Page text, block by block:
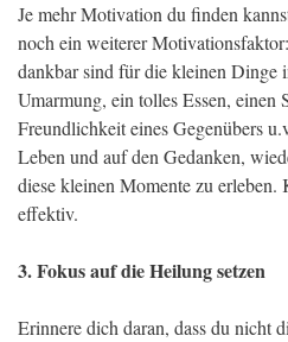
Je mehr Motivation du finden
noch ein weiterer
dankbar sind für die kleinen Dinge
Umarmung, ein tolles Essen, einen
Freundlichkeit eines Gegenübers
Leben und auf den Gedanken,
diese kleinen Momente zu erleben.
effektiv.
3. Fokus auf die Heilung setzen
Erinnere dich daran, dass du nicht